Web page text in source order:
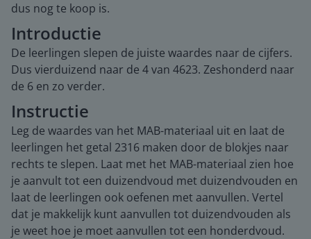
dus nog te koop is.
Introductie
De leerlingen slepen de juiste waardes naar de cijfers.
Dus vierduizend naar de 4 van 4623. Zeshonderd naar
de 6 en zo verder.
Instructie
Leg de waardes van het MAB-materiaal uit en laat de
leerlingen het getal 2316 maken door de blokjes naar
rechts te slepen. Laat met het MAB-materiaal zien hoe
je aanvult tot een duizendvoud met duizendvouden en
laat de leerlingen ook oefenen met aanvullen. Vertel
dat je makkelijk kunt aanvullen tot duizendvouden als
je weet hoe je moet aanvullen tot een honderdvoud.